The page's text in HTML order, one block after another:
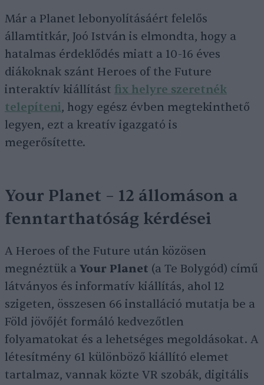
Már a Planet lebonyolításáért felelős
államtitkár, Joó István is elmondta, hogy a
hatalmas érdeklődés miatt a 10-16 éves
diákoknak szánt Heroes of the Future
interaktív kiállítást fix helyre szeretnék
telepíteni, hogy egész évben megtekinthető
legyen, ezt a kreatív igazgató is
megerősítette.
Your Planet – 12 állomáson a
fenntarthatóság kérdései
A Heroes of the Future után közösen
megnéztük a Your Planet (a Te Bolygód) című
látványos és informatív kiállítás, ahol 12
szigeten, összesen 66 installáció mutatja be a
Föld jövőjét formáló kedvezőtlen
folyamatokat és a lehetséges megoldásokat. A
létesítmény 61 különböző kiállító elemet
tartalmaz, vannak közte VR szobák, digitális